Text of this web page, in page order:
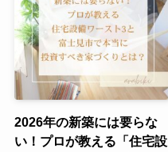
2026年の新築には要らな
い！プロが教える「住宅設